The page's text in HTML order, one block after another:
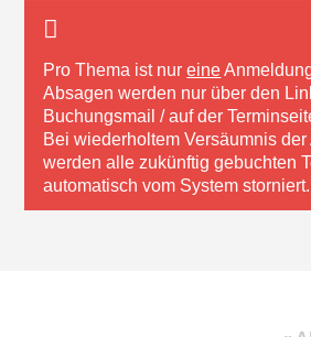
Pro Thema ist nureine
Absagen werden nur über den
Buchungsmail / auf der
Bei wiederholtem Versäumnis
werden alle zukünftig gebuchten
automatisch vom System storniert.